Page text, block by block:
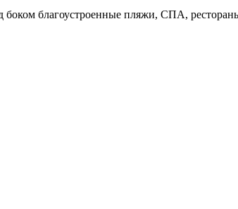
благоустроенные пляжи, СПА,